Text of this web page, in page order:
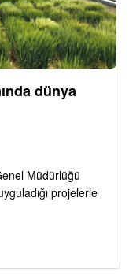
dünya
Müdürlüğü
projelerle